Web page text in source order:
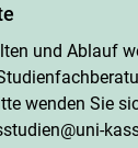
und Ablauf
wenden Sie